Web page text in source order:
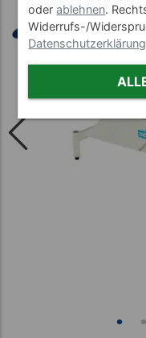
oderablehnen.
Widerrufs-/
Datenschutzerklärung